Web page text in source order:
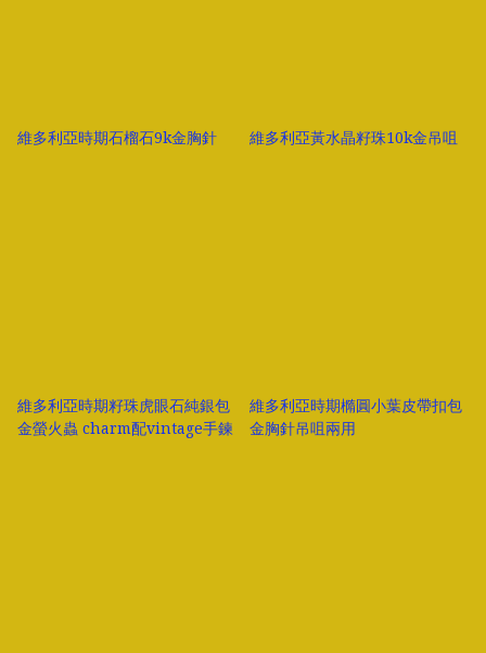
維多利亞時期石榴石9k金胸針 維多利亞黃水晶籽珠10k金吊咀
維多利亞時期籽珠虎眼石純銀包
金螢火蟲 charm配vintage手鍊
維多利亞時期橢圓小葉皮帶扣包
金胸針吊咀兩用